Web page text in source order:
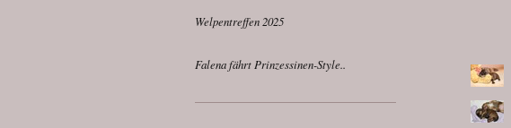
Welpentreffen 2025
Falena fährt Prinzessinen-Style..